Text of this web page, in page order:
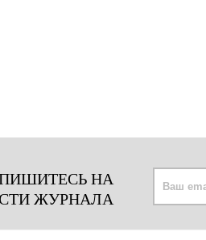
НА
ЖУРНАЛА